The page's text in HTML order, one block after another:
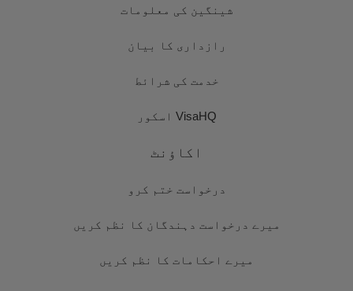
شینگین کی معلومات
رازداری کا بیان
خدمت کی شرائط
VisaHQ اسکور
اکاؤنٹ
درخواست ختم کرو
میرے درخواست دہندگان کا نظم کریں
میرے احکامات کا نظم کریں